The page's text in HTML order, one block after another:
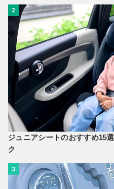
2
ジュニアシートのおすすめ15
ク
3